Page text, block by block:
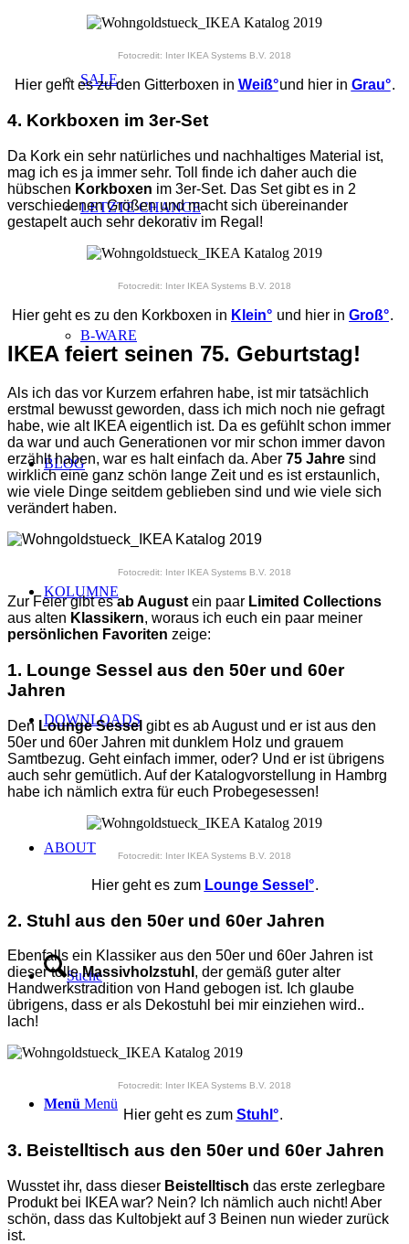
SALE
LETZTE CHANCE
B-WARE
BLOG
KOLUMNE
DOWNLOADS
ABOUT
Suche
Menü Menü
Fotocredit: Inter IKEA Systems B.V. 2018
Hier geht es zu den Gitterboxen in Weiß°und hier in Grau°.
4. Korkboxen im 3er-Set
Da Kork ein sehr natürliches und nachhaltiges Material ist,
mag ich es ja immer sehr. Toll finde ich daher auch die
hübschen Korkboxen im 3er-Set. Das Set gibt es in 2
verschiedenen Größen und macht sich übereinander
gestapelt auch sehr dekorativ im Regal!
Fotocredit: Inter IKEA Systems B.V. 2018
Hier geht es zu den Korkboxen in Klein° und hier in Groß°.
IKEA feiert seinen 75. Geburtstag!
Als ich das vor Kurzem erfahren habe, ist mir tatsächlich
erstmal bewusst geworden, dass ich mich noch nie gefragt
habe, wie alt IKEA eigentlich ist. Da es gefühlt schon immer
da war und auch Generationen vor mir schon immer davon
erzählt haben, war es halt einfach da. Aber 75 Jahre sind
wirklich eine ganz schön lange Zeit und es ist erstaunlich,
wie viele Dinge seitdem geblieben sind und wie viele sich
verändert haben.
Fotocredit: Inter IKEA Systems B.V. 2018
Zur Feier gibt esab August ein paar Limited Collections
aus alten Klassikern, woraus ich euch ein paar meiner
persönlichen Favoriten zeige:
1. Lounge Sessel aus den 50er und 60er
Jahren
Den Lounge Sessel gibt es ab August und er ist aus den
50er und 60er Jahren mit dunklem Holz und grauem
Samtbezug. Geht einfach immer, oder? Und er ist übrigens
auch sehr gemütlich. Auf der Katalogvorstellung in Hambrg
habe ich nämlich extra für euch Probegesessen!
Fotocredit: Inter IKEA Systems B.V. 2018
Hier geht es zum Lounge Sessel°.
2. Stuhl aus den 50er und 60er Jahren
Ebenfalls ein Klassiker aus den 50er und 60er Jahren ist
dieser tolleMassivholzstuhl , der gemäß guter alter
Handwerkstradition von Hand gebogen ist. Ich glaube
übrigens, dass er als Dekostuhl bei mir einziehen wird..
lach!
Fotocredit: Inter IKEA Systems B.V. 2018
Hier geht es zum Stuhl°.
3. Beistelltisch aus den 50er und 60er Jahren
Wusstet ihr, dass dieser Beistelltisch das erste zerlegbare
Produkt bei IKEA war? Nein? Ich nämlich auch nicht! Aber
schön, dass das Kultobjekt auf 3 Beinen nun wieder zurück
ist.